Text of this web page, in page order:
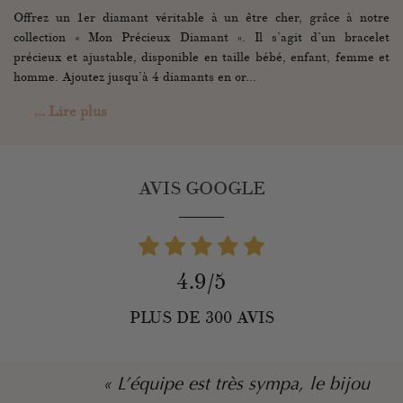
Offrez un 1er diamant véritable à un être cher, grâce à notre
collection « Mon Précieux Diamant ». Il s’agit d’un bracelet
précieux et ajustable, disponible en taille bébé, enfant, femme et
homme. Ajoutez jusqu’à 4 diamants en or...
... Lire plus
AVIS GOOGLE
4.9/5
PLUS DE 300 AVIS
« L’équipe est très sympa, le bijou